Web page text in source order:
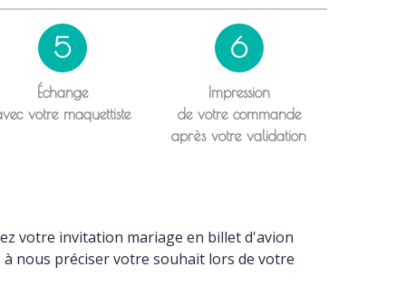
5
Échange
votre maquettiste
6
Impression
de votre commande
après votre validation
votre invitation mariage en billet d'avion
nous préciser votre souhait lors de votre